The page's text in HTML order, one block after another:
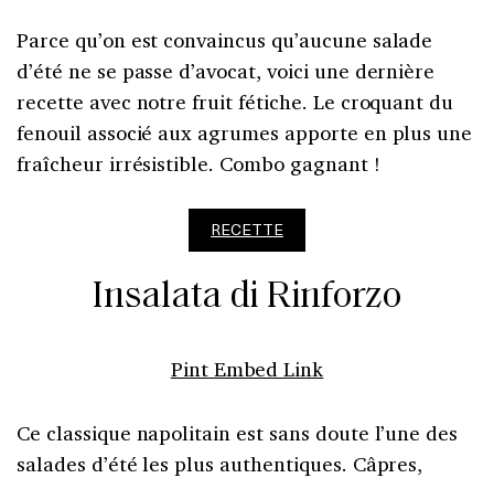
Parce qu’on est convaincus qu’aucune salade
d’été ne se passe d’avocat, voici une dernière
recette avec notre fruit fétiche. Le croquant du
fenouil associé aux agrumes apporte en plus une
fraîcheur irrésistible. Combo gagnant !
RECETTE
Insalata di Rinforzo
Pint Embed Link
Ce classique napolitain est sans doute l’une des
salades d’été les plus authentiques. Câpres,